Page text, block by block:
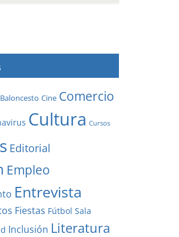
Baloncesto Cine Comercio
Cultura Cursos
Editorial
Empleo
Entrevista
Fiestas Fútbol Sala
Inclusión Literatura